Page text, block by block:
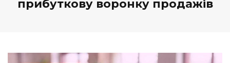
прибуткову воронку продажів